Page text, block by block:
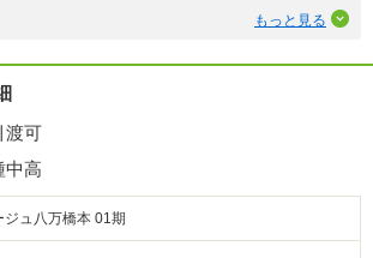
住宅で、室内環境も快適です。動線を意識したデザイ
付きで作業能率が上がります。室内環境の整った長期
ので、外に干したくない日でも浴室乾燥機を利用し
率よくカラッと乾きます。侵入者を寄せ付けない、
関です。
もっと見る
渡可
中高
ジュ八万橋本 01期